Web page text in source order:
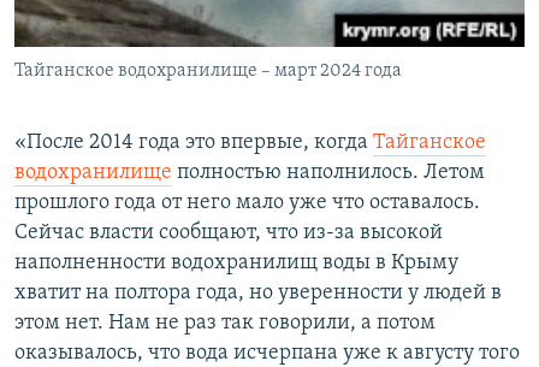
Тайганское водохранилище – март 2024 года
«После 2014 года это впервые, когда Тайганское
водохранилище полностью наполнилось. Летом
прошлого года от него мало уже что оставалось.
Сейчас власти сообщают, что из-за высокой
наполненности водохранилищ воды в Крыму
хватит на полтора года, но уверенности у людей в
этом нет. Нам не раз так говорили, а потом
оказывалось, что вода исчерпана уже к августу того